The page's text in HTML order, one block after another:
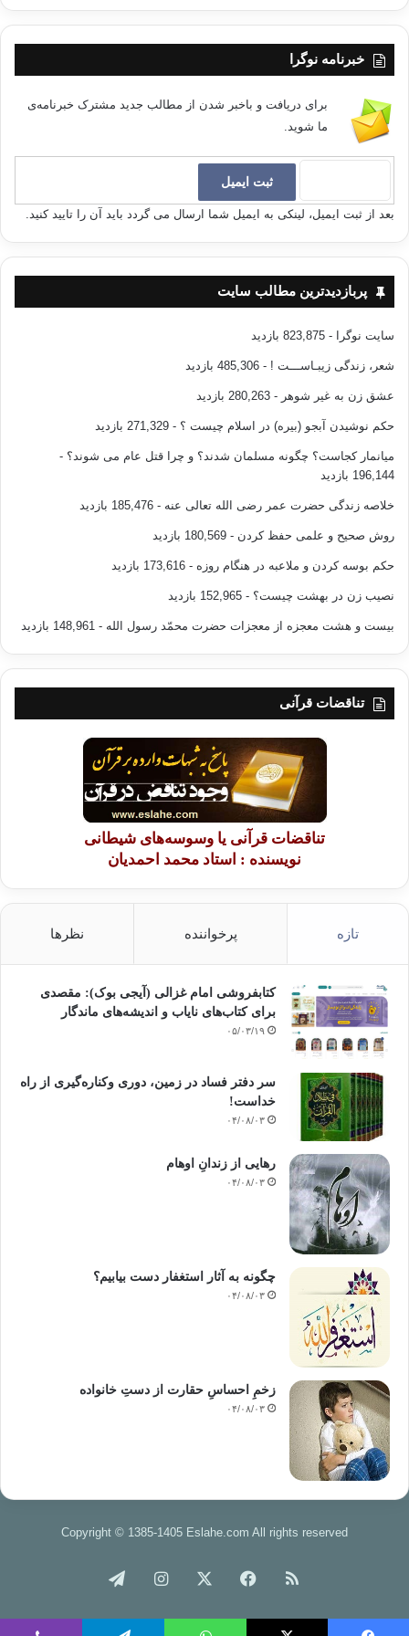
هدیه ی گرانبهایی برای تمام جوانان پسر و دختر این عصر و زمانه است. به امید
اینکه همه ی جوانان، عفت و پاکدامنی را بهترین ثمره ی عمر گرانبهای خویش
بدانند و یقین داشته باشند که نیکی پیوسته تا روز قیامت ماندگار خواهد بود.
منبع: گلزار ایمان
مؤلف:عبدالرحمن سنجری
مترجم:حسن قادری
انتشارات:نشر احسان 1379
جوان جوانان عشق شهوت داستان
کپی آدرس
خبرنامه نوگرا
برای دریافت و باخبر شدن از مطالب جدید مشترک خبرنامه‌ی
ما شوید.
بعد از ثبت ایمیل، لینکی به ایمیل شما ارسال می گردد باید آن را تایید کنید.
پربازدیدترین مطالب سایت
سایت نوگرا - 823,875 بازدید
شعر، زندگی زیبـاســـت ! - 485,306 بازدید
عشق زن به غیر شوهر - 280,263 بازدید
حکم نوشیدن آبجو (بیره) در اسلام چیست ؟ - 271,329 بازدید
میانمار کجاست؟ چگونه مسلمان شدند؟ و چرا قتل عام می شوند؟ -
196,144 بازدید
خلاصه زندگی حضرت عمر رضی الله تعالی عنه - 185,476 بازدید
روش صحیح و علمی حفظ کردن - 180,569 بازدید
حکم بوسه کردن و ملاعبه در هنگام روزه - 173,616 بازدید
نصیب زن در بهشت چیست؟ - 152,965 بازدید
بیست و هشت معجزه از معجزات حضرت محمّد رسول الله - 148,961 بازدید
تناقضات قرآنی
تناقضات قرآنی یا وسوسه‌های شیطانی
نویسنده : استاد محمد احمدیان
تازه پرخواننده نظرها
کتابفروشی امام غزالی (آیجی بوک): مقصدی
برای کتاب‌های نایاب و اندیشه‌های ماندگار
۰۵/۰۳/۱۹
سر دفتر فساد در زمین‌، دوری وکناره‌گیری از راه
خداست‌!
۰۴/۰۸/۰۳
رهایی از زندانِ اوهام
۰۴/۰۸/۰۳
چگونه به آثار استغفار دست بیابیم؟
۰۴/۰۸/۰۳
زخمِ احساسِ حقارت از دستِ خانواده
۰۴/۰۸/۰۳
Copyright © 1385-1405 Eslahe.com All rights reserved
خوراک فیس
بوک
اینستاگرام